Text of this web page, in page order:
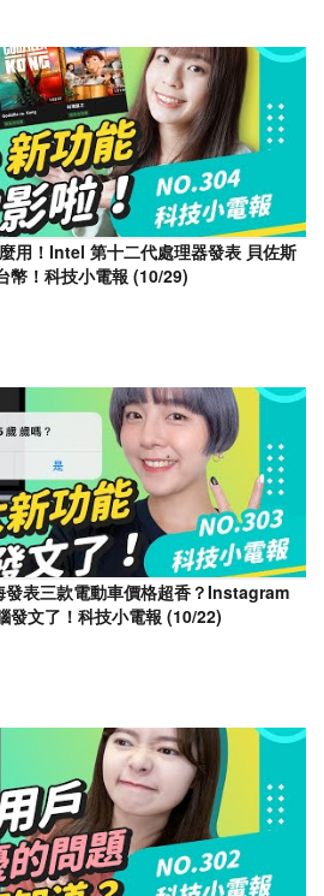
用！Intel 第十二代處理器發表 貝佐斯
幣！科技小電報 (10/29)
發表三款電動車價格超香？Instagram
發文了！科技小電報 (10/22)